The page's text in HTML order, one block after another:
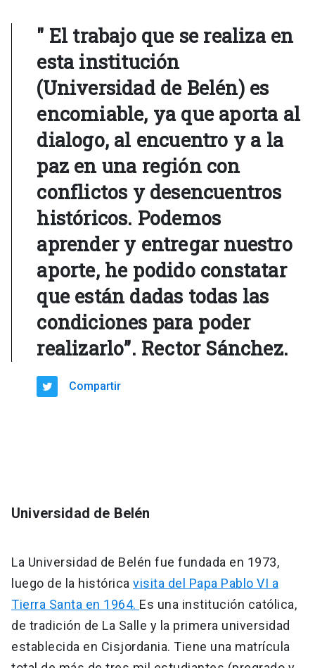
" El trabajo que se realiza en
esta institución
(Universidad de Belén) es
encomiable, ya que aporta al
dialogo, al encuentro y a la
paz en una región con
conflictos y desencuentros
históricos. Podemos
aprender y entregar nuestro
aporte, he podido constatar
que están dadas todas las
condiciones para poder
realizarlo”. Rector Sánchez.
Compartir
Universidad de Belén
La Universidad de Belén fue fundada en 1973,
luego de la histórica visita del Papa Pablo VI a
Tierra Santa en 1964. Es una institución católica,
de tradición de La Salle y la primera universidad
establecida en Cisjordania. Tiene una matrícula